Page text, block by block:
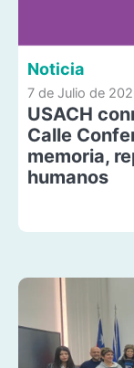
Noticia
7 de Julio de
USACH
Calle
memoria,
humanos